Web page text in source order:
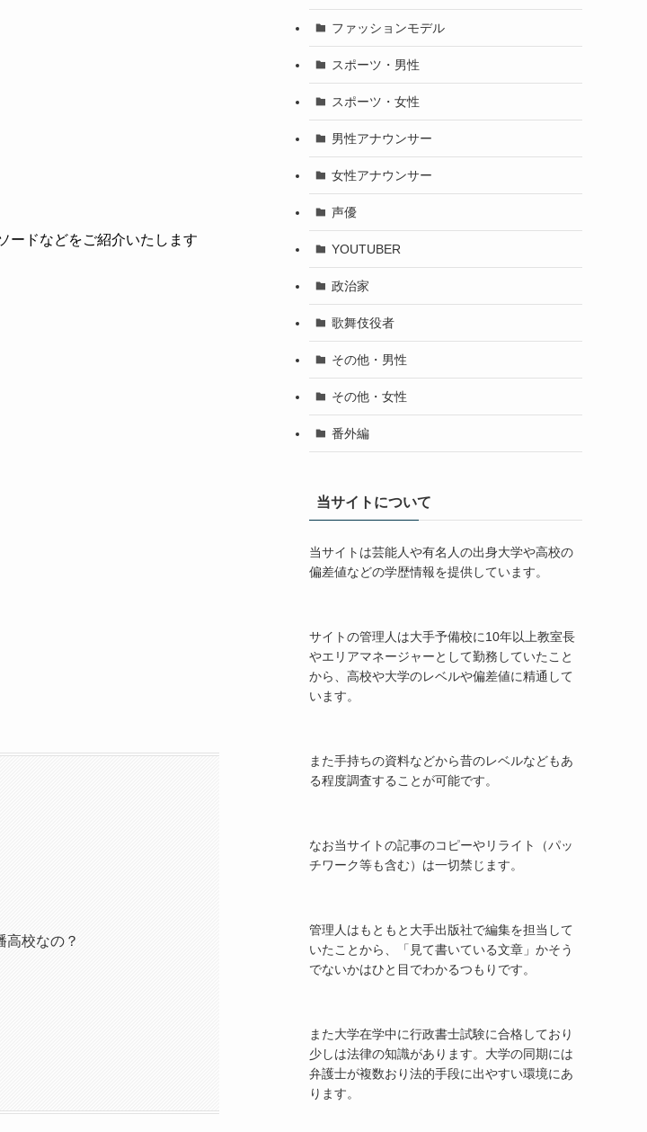
ードなどをご紹介いたします
高校なの？
ファッションモデル
スポーツ・男性
スポーツ・女性
男性アナウンサー
女性アナウンサー
声優
YOUTUBER
政治家
歌舞伎役者
その他・男性
その他・女性
番外編
当サイトについて
当サイトは芸能人や有名人の出身大学や高校の
偏差値などの学歴情報を提供しています。
サイトの管理人は大手予備校に10年以上教室長
やエリアマネージャーとして勤務していたこと
から、高校や大学のレベルや偏差値に精通して
います。
また手持ちの資料などから昔のレベルなどもあ
る程度調査することが可能です。
なお当サイトの記事のコピーやリライト（パッ
チワーク等も含む）は一切禁じます。
管理人はもともと大手出版社で編集を担当して
いたことから、「見て書いている文章」かそう
でないかはひと目でわかるつもりです。
また大学在学中に行政書士試験に合格しており
少しは法律の知識があります。大学の同期には
弁護士が複数おり法的手段に出やすい環境にあ
ります。